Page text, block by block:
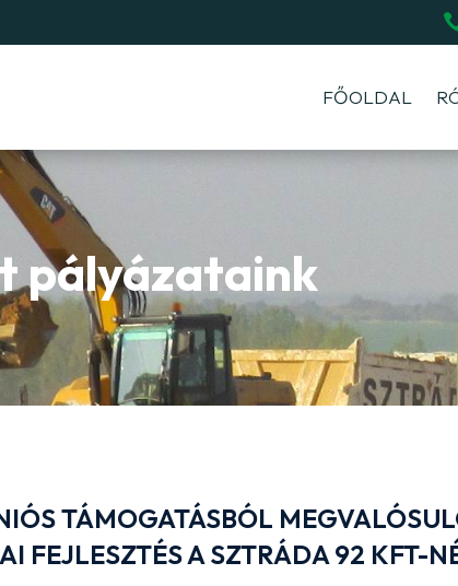
FŐOLDAL
pályázataink
TÁMOGATÁSBÓL
FEJLESZTÉS A SZTRÁDA 92 KFT-